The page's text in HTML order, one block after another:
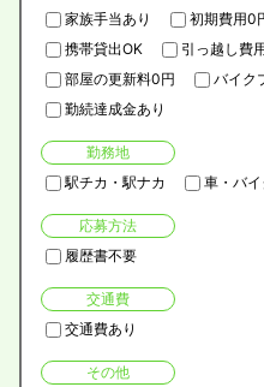
家族手当あり
初期費用0
携帯貸出OK
引っ越し費
部屋の更新料0円
バイク
勤続達成金あり
勤務地
駅チカ・駅ナカ
車・バ
応募方法
履歴書不要
交通費
交通費あり
その他